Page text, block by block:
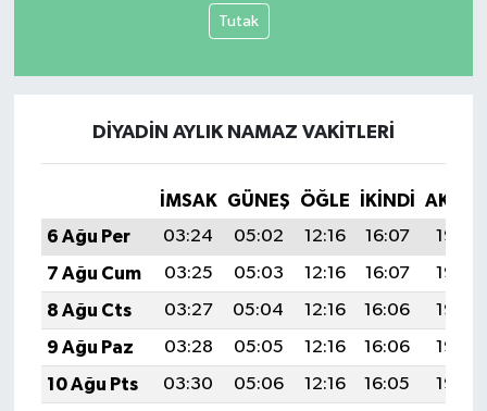
Tutak
DIYADIN AYLIK NAMAZ VAKITLERI
İMSAK GÜNEŞ ÖĞLE İKINDI
6 Ağu Per
03:24 05:02 12:16 16:07
19:21
7 Ağu Cum
03:25 05:03 12:16 16:07
19:19
8 Ağu Cts
03:27 05:04 12:16 16:06
19:18
9 Ağu Paz
03:28 05:05 12:16 16:06
19:17
10 Ağu Pts
03:30 05:06 12:16 16:05
19:16